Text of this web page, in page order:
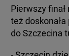
Pierwszy
też
do Szczecina